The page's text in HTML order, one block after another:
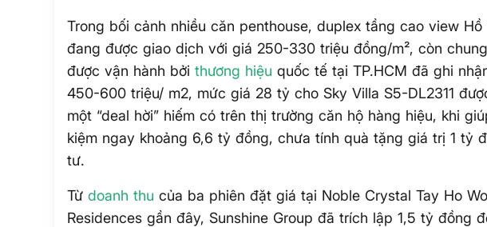
Trong bối cảnh nhiều căn penthouse, duplex tầng cao view Hồ
đang được giao dịch với giá 250-330 triệu đồng/m², còn
được vận hành bởithương hiệu quốc tế tại TP.HCM đã ghi
450-600 triệu/ m2, mức giá 28 tỷ cho Sky Villa S5-DL2311
một “deal hời” hiếm có trên thị trường căn hộ hàng hiệu, khi
kiệm ngay khoảng 6,6 tỷ đồng, chưa tính quà tặng giá trị 1 tỷ
tư.
Từdoanh thu của ba phiên đặt giá tại Noble Crystal Tay Ho
Residences gần đây, Sunshine Group đã trích lập 1,5 tỷ đồng